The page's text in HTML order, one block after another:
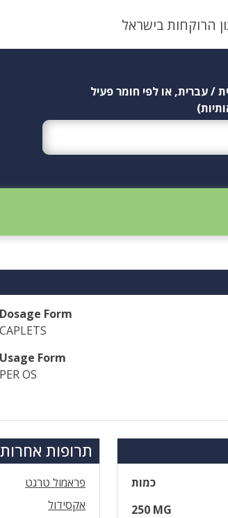
הרוקחות בישראל
/ עברית, או לפי חומר פעיל
Dosage Form
CAPLETS
Usage Form
PER OS
כמות
250 MG
תרופות
פראמול טרגט
אקסידול